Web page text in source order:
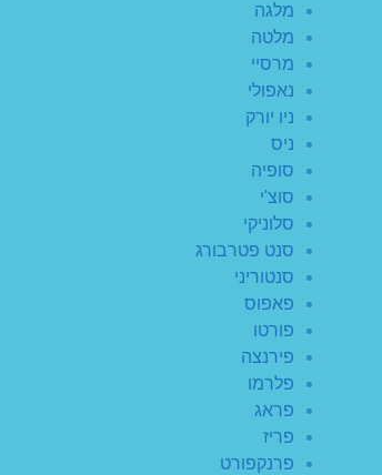
מלגה
מלטה
מרסיי
נאפולי
ניו יורק
ניס
סופיה
סוצ'י
סלוניקי
סנט פטרבורג
סנטוריני
פאפוס
פורטו
פירנצה
פלרמו
פראג
פריז
פרנקפורט